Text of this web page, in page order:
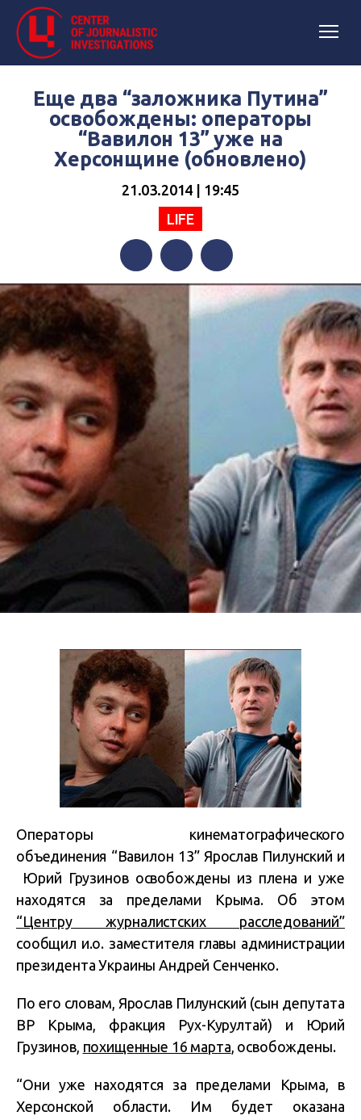
Еще два “заложника Путина”
освобождены: операторы
“Вавилон 13” уже на
Херсонщине (обновлено)
21.03.2014 | 19:45
LIFE
FacebookTwitterTelegram
Операторы кинематографического
объединения “Вавилон 13” Ярослав Пилунский и
Юрий Грузинов освобождены из плена и уже
находятся за пределами Крыма. Об этом
“Центру журналистских расследований”
сообщил и.о. заместителя главы администрации
президента Украины Андрей Сенченко.
По его словам, Ярослав Пилунский (сын депутата
ВР Крыма, фракция Рух-Курултай) и Юрий
Грузинов, похищенные 16 марта, освобождены.
“Они уже находятся за пределами Крыма, в
Херсонской области. Им будет оказана